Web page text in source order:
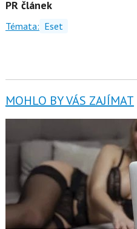
PR článek
Témata: Eset
MOHLO BY VÁS ZAJÍMAT